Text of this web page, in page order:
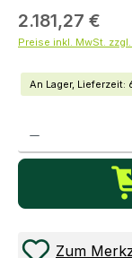
2.181,27 €
Preise inkl. MwSt.
An Lager, Lieferzeit:
Zum